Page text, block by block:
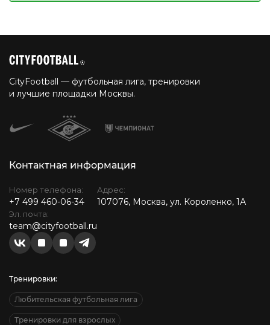
CityFootball — футбольная лига, тренировки
и лучшие площадки Москвы.
Контактная информация
Номер телефона:
+7 499 460-06-34
Эл. почта:
team@cityfootball.ru
Адрес:
107076, Москва, ул. Короленко, 1А
Тренировки:
Любительская футбольная лига
Тренировки для взрослых